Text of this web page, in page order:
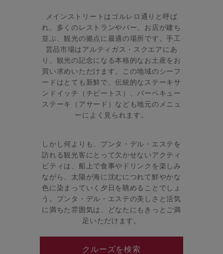
メインストリートはゴルレロ通りと呼ば
れ、多くのレストランやバー、お店が建ち
並ぶ、観光の拠点に最適の場所です。手工
芸品市場はアルティガス・スクエアにあ
り、観光の記念になる本格的なお土産をお
買い求めいただけます。この地域のシーフ
ードはとても新鮮で、伝統的なステーキサ
ンドイッチ（チビートス）、バーベキュー
ステーキ（アサード）なども地元のメニュ
ーによく見られます。
しかし何よりも、プンタ・デル・エステを
訪れる観光客にとって欠かせないアクティ
ビティは、船上で食事やドリンクを楽しみ
ながら、太陽が海に沈むにつれて鮮やかな
色に染まっていく夕日を眺めることでしょ
う。プンタ・デル・エステの美しさと活気
に満ちた雰囲気は、どなたにもきっとご満
足いただけます。
クルーズを検索